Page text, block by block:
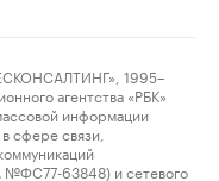
1995–
агентства «РБК»
информации
сфере связи,
№ФС77-63848) и сетевого